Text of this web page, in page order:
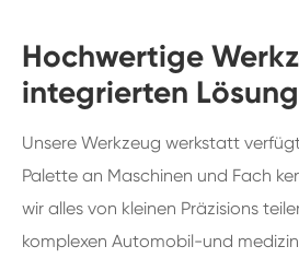
Hochwertige
integrierten
Unsere Werkzeug werkstatt
Palette an Maschinen und Fach
wir alles von kleinen Präzisions
komplexen Automobil-und